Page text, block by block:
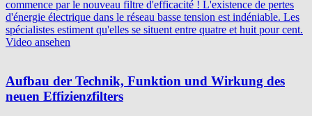
commence par le nouveau filtre d'efficacité ! L'existence de pertes
d'énergie électrique dans le réseau basse tension est indéniable. Les
spécialistes estiment qu'elles se situent entre quatre et huit pour cent.
Video ansehen
Aufbau der Technik, Funktion und Wirkung des
neuen Effizienzfilters